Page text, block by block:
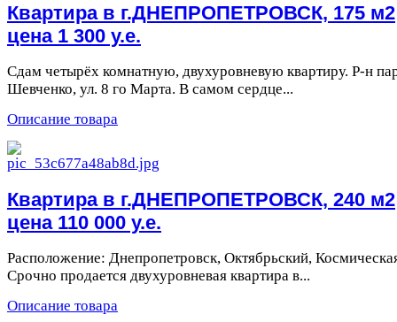
Квартира в г.ДНЕПРОПЕТРОВСК, 175 м2
цена 1 300 у.е.
Сдам четырёх комнатную, двухуровневую квартиру. Р-н
Шевченко, ул. 8 го Марта. В самом сердце...
Описание товара
Квартира в г.ДНЕПРОПЕТРОВСК, 240 м2
цена 110 000 у.е.
Расположение: Днепропетровск, Октябрьский,
Срочно продается двухуровневая квартира в...
Описание товара